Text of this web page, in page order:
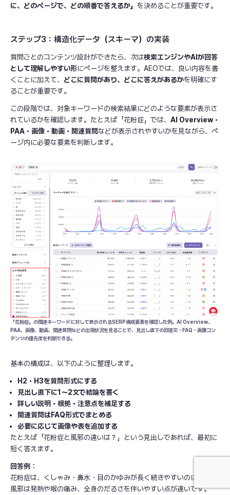
に、どのページで、どの順番で答えるか」 を決めることが重要です。
ステップ3：構造化データ（スキーマ）の実装
質問ごとのコンテンツ設計ができたら、次は検索エンジンやAIが回答
として理解しやすい形にページを整えます。AEOでは、良い内容を書
くことに加えて、 どこに質問があり、どこに答えがあるかを明確にす
ることが重要です。
この段階では、対象キーワードの検索結果にどのような要素が表示さ
れているかを確認します。たとえば「花粉症」では、 AI Overview・
PAA・画像・動画・関連質問などが表示されやすいかを見ながら、ペ
ージ内に必要な要素を判断します。
「花粉症」の関連キーワードに対して表示されるSERP構成要素を確認した例。AI Overview、
PAA、画像、動画、関連質問などの出現状況を見ることで、見出し直下の回答文・FAQ・画像コン
テンツの優先度を判断できる。
基本の構成は、以下のように整理します。
H2・H3を質問形式にする
見出し直下に1〜2文で結論を書く
詳しい説明・根拠・注意点を補足する
関連質問はFAQ形式でまとめる
必要に応じて画像や表を追加する
たとえば「花粉症と風邪の違いは？」という見出しであれば、最初に
短く答えます。
回答例：
花粉症は、くしゃみ・鼻水・目のかゆみが長く続きやすいのに対し、
風邪は発熱や喉の痛み、全身のだるさを伴いやすい点が違いです。